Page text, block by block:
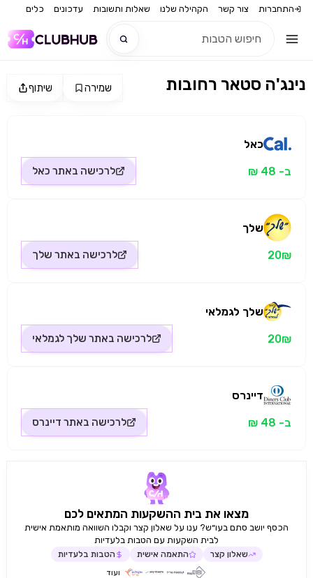
התחברות צור קשר הקהילה שלנו שאלות ותשובות עדכונים כלים
שיתוף שמירה נינג'ה סטאר רחובות
כאל
ב- 48 ₪ לרכישה באתר כאל
שלך
20₪ לרכישה באתר שלך
שלך לגמלאי
20₪ לרכישה באתר שלך לגמלאי
דיינרס
ב- 48 ₪ לרכישה באתר דיינרס
מצאו את בית ההשקעות המתאים לכם
הכסף יושב סתם בעו״ש? ענו על שאלון קצר וקבלו השוואה מותאמת אישית
לבית השקעות עם הטבות בלעדיות
שאלון קצר התאמה אישית הטבות בלעדיות
ועוד